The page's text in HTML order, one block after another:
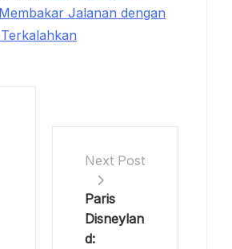
Jalanan dengan
Next Post
Paris
Disneylan
d: